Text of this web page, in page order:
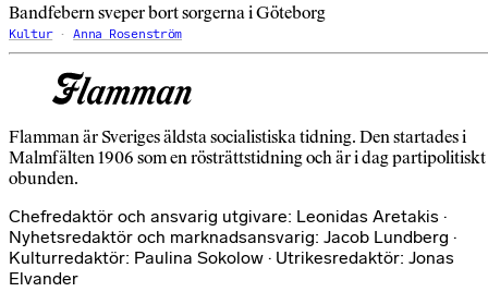
Bandfebern sveper bort sorgerna i Göteborg
Kultur Anna Rosenström
Flamman är Sveriges äldsta socialistiska tidning. Den startades i
Malmfälten 1906 som en rösträttstidning och är i dag partipolitiskt
obunden.
Chefredaktör och ansvarig utgivare: Leonidas Aretakis ·
Nyhetsredaktör och marknadsansvarig: Jacob Lundberg ·
Kulturredaktör: Paulina Sokolow · Utrikesredaktör: Jonas
Elvander